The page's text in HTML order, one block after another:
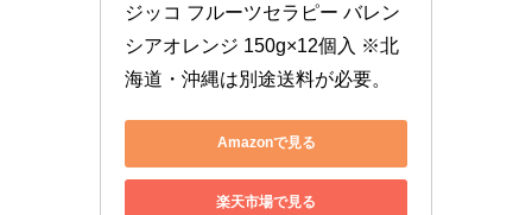
ジッコ フルーツセラピー バレン
シアオレンジ 150g×12個入 ※北
海道・沖縄は別途送料が必要。
Amazonで見る
楽天市場で見る